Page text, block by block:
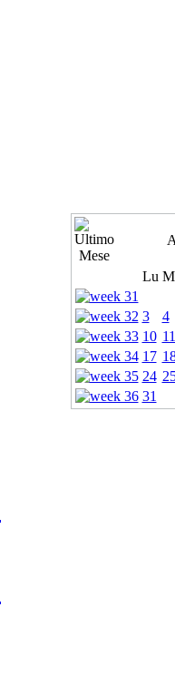
Lu
3
4
10 11
17
24
31